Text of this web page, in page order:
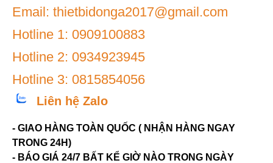
Email: thietbidonga2017@gmail.com
Hotline 1: 0909100883
Hotline 2: 0934923945
Hotline 3: 0815854056
Liên hệ Zalo
- GIAO HÀNG TOÀN QUỐC ( NHẬN HÀNG NGAY
TRONG 24H)
- BÁO GIÁ 24/7 BẤT KỂ GIỜ NÀO TRONG NGÀY